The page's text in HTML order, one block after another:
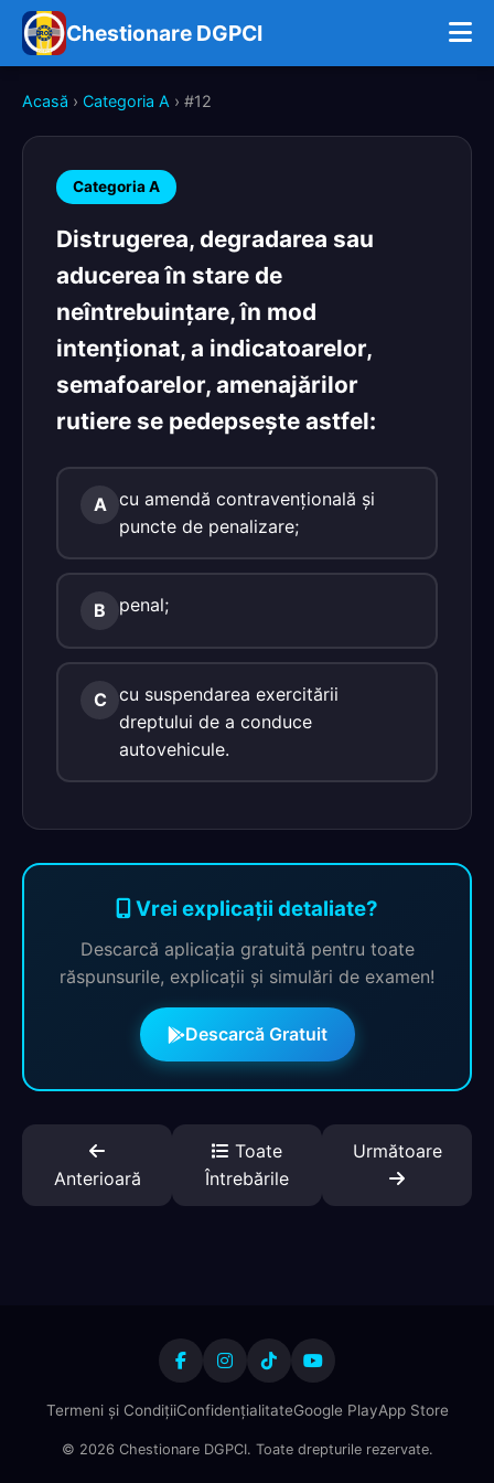
Chestionare DGPCI
Acasă › Categoria A › #12
Categoria A
Distrugerea, degradarea sau
aducerea în stare de
neîntrebuinţare, în mod
intenţionat, a indicatoarelor,
semafoarelor, amenajărilor
rutiere se pedepseşte astfel:
A cu amendă contravenţională şi
puncte de penalizare;
B penal;
C cu suspendarea exercitării
dreptului de a conduce
autovehicule.
Vrei explicații detaliate?
Descarcă aplicația gratuită pentru toate
răspunsurile, explicații și simulări de examen!
Descarcă Gratuit
Anterioară
Toate
Întrebările
Următoare
Termeni și CondițiiConfidențialitateGoogle PlayApp Store
© 2026 Chestionare DGPCI. Toate drepturile rezervate.